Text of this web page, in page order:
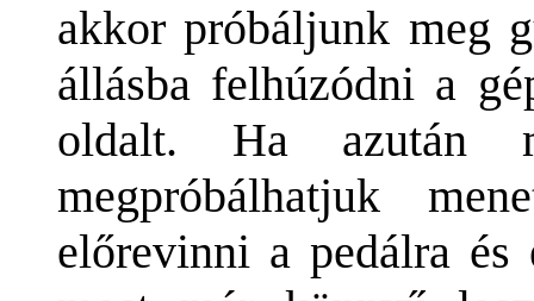
akkor próbáljunk meg
állásba felhúzódni a
oldalt. Ha azután
megpróbálhatjuk
előrevinni a pedálra és